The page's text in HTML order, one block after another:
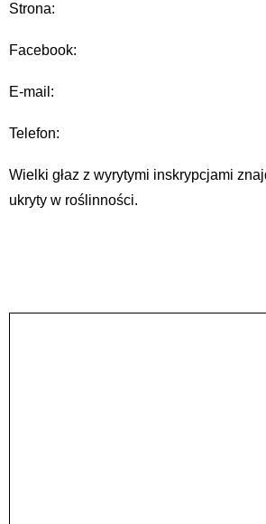
Strona:
Facebook:
E-mail:
Telefon:
Wielki głaz z wyrytymi inskrypcjami
ukryty w roślinności.